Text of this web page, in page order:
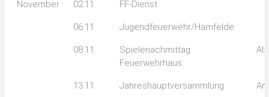
November 02.11. FF-Dienst
06.11. Jugendfeuerwehr/Hamfelde
08.11.
Spielenachmittag
Feuerwehrhaus
Alt
13.11. Jahreshauptversammlung